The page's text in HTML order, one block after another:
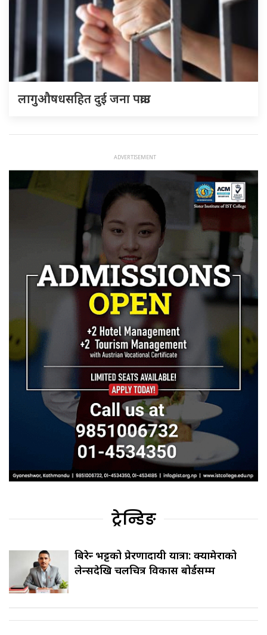
लागुऔषधसहित दुई जना पक्राउ
ट्रेन्डिङ
बिरेन्द्र भट्टको प्रेरणादायी यात्रा: क्यामेराको
लेन्सदेखि चलचित्र विकास बोर्डसम्म